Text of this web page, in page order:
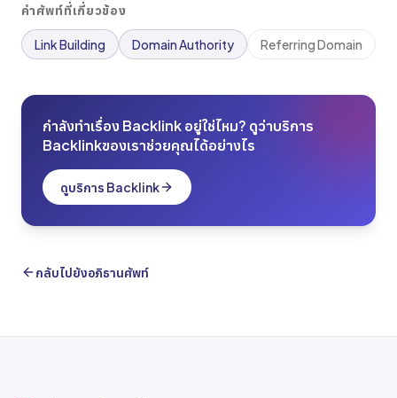
คำศัพท์ที่เกี่ยวข้อง
Link Building Domain Authority Referring Domain
กำลังทำเรื่อง Backlink อยู่ใช่ไหม? ดูว่าบริการ
Backlinkของเราช่วยคุณได้อย่างไร
ดูบริการ Backlink
กลับไปยังอภิธานศัพท์